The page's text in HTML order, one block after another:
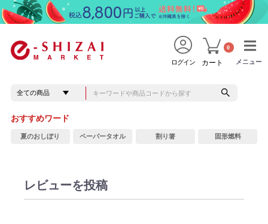
メニュー
メニュー
ログイン カート
0
おすすめワード
夏のおしぼり ペーパータオル 割り箸 固形燃料
レビューを投稿